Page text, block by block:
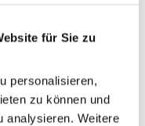
für Sie zu
personalisieren,
zu können und
analysieren. Weitere